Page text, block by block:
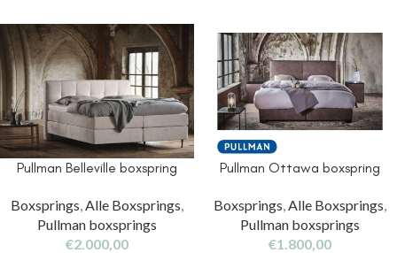
Pullman Belleville boxspring
Boxsprings Alle Boxsprings
Pullman boxsprings
€2.000,00
Pullman Ottawa boxspring
Boxsprings Alle Boxsprings
Pullman boxsprings
€1.800,00